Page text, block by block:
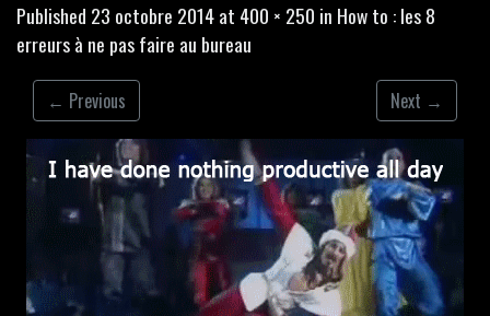
Published 23 octobre 2014at 400 × 250 in How to : les 8
erreurs à ne pas faire au bureau
← Previous Next →